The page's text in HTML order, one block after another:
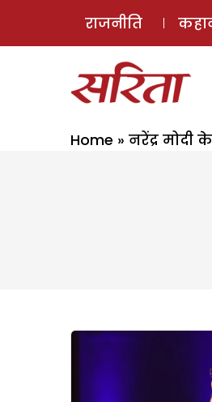
राजनीति
Home » नरेंद्र मोदी